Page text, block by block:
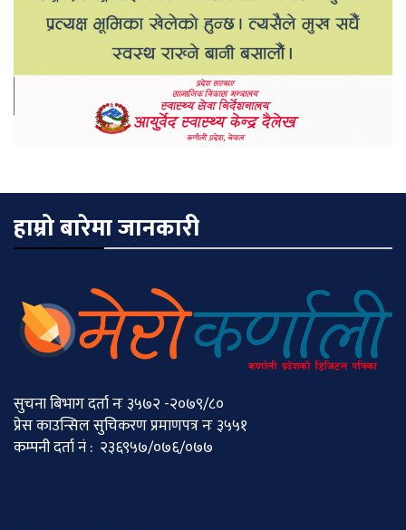
हाम्रो बारेमा जानकारी
सुचना बिभाग दर्ता नः ३५७२ -२०७९/८०
प्रेस काउन्सिल सुचिकरण प्रमाणपत्र नः ३५५१
कम्पनी दर्ता नं : २३६९५७/०७६/०७७